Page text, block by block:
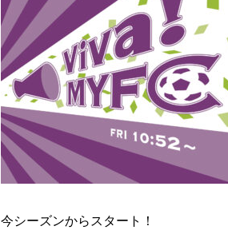
今シーズンからスタート！